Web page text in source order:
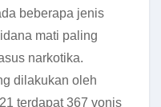
beberapa jenis
mati paling
narkotika.
dilakukan oleh
terdapat 367 vonis